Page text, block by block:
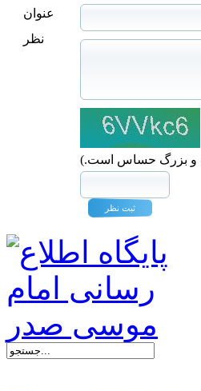
عنوان
نظر
و بزرگ حساس است.)